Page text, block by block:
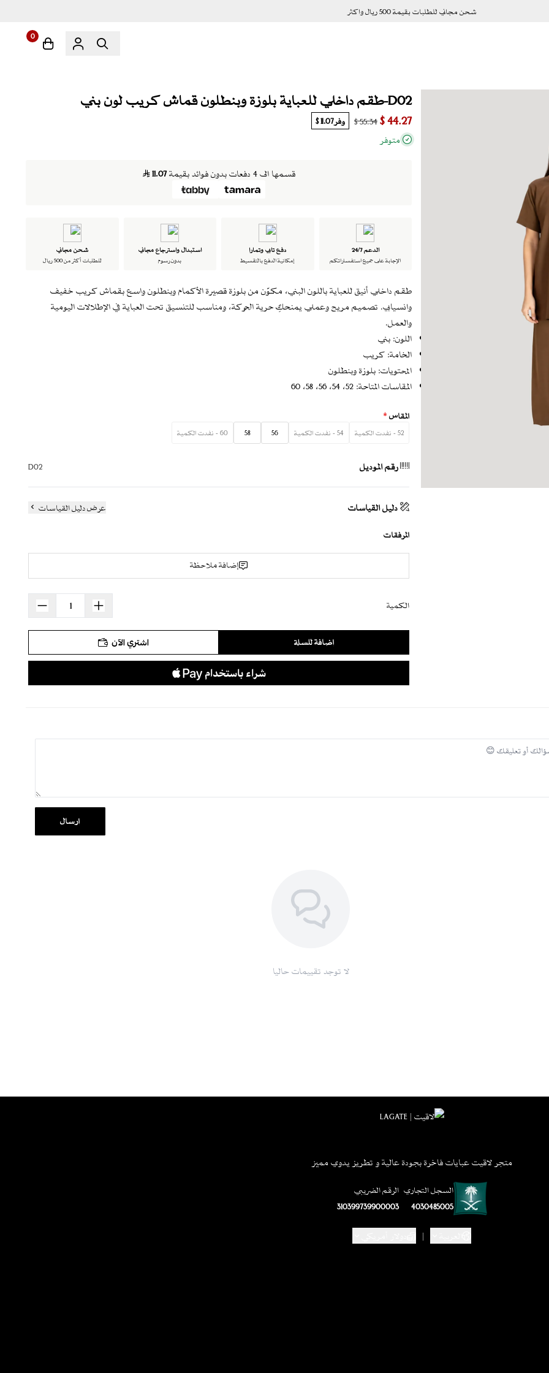
شحن مجاني للطلبات بقيمة 500 ريال واكثر
0
D02-طقم داخلي للعباية بلوزة وبنطلون قماش كريب لون بني
44.27 $
55.34 $ وفر11.07 $
متوفر
قسمها الى 4 دفعات بدون فوائد بقيمة 11.07
الدعم 24/7
الإجابة على جميع استفساراتكم
دفع تابي وتمارا
إمكانية الدفع بالتقسيط
استبدال واسترجاع مجاني
بدون رسوم
شحن مجاني
للطلبات أكثر من 500 ريال
طقم داخلي أنيق للعباية باللون البني، مكوّن من بلوزة قصيرة الأكمام وبنطلون واسع بقماش كريب خفيف
وانسيابي. تصميم مريح وعملي يمنحكِ حرية الحركة، ومناسب للتنسيق تحت العباية في الإطلالات اليومية
والعمل.
اللون: بني
الخامة: كريب
المحتويات: بلوزة وبنطلون
المقاسات المتاحة: 52، 54، 56، 58، 60
المقاس*
52 - نفدت الكمية 54 - نفدت الكمية 56
58 60 - نفدت الكمية
رقم الموديل D02
دليل القياسات
عرض دليل القياسات
المرفقات
إضافة ملاحظة
الكمية
إضافة للسلة اشتري الآن
إرسال
لا توجد تقييمات حاليا
متجر لاقيت عبايات فاخرة بجودة عالية و تطريز يدوي مميز
السجل التجاري
4030485005
الرقم الضريبي
310399739900003
|